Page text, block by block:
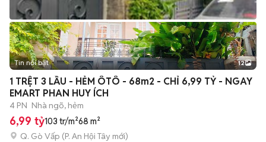
+2
Tin nổi bật 12
1 TRỆT 3 LẦU - HẺM ÔTÔ - 68m2 - CHỈ 6,99 TỶ - NGAY
EMART PHAN HUY ÍCH
4 PN Nhà ngõ, hẻm
6,99 tỷ103 tr/m²68 m²
Q. Gò Vấp (P. An Hội Tây mới)